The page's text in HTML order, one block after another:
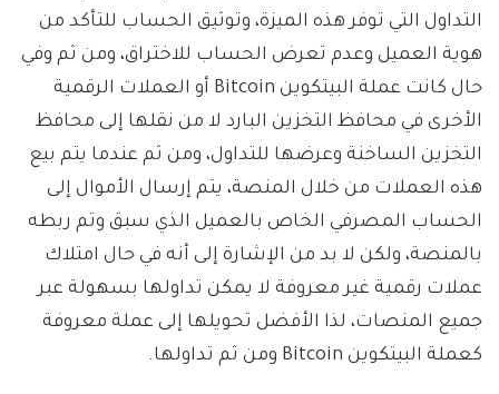
التداول التي توفر هذه الميزة، وتوثيق الحساب للتأكد من
هوية العميل وعدم تعرض الحساب للاختراق، ومن ثم وفي
حال كانت عملة البيتكوين Bitcoin أو العملات الرقمية
الأخرى في محافظ التخزين البارد لا من نقلها إلى محافظ
التخزين الساخنة وعرضها للتداول، ومن ثم عندما يتم بيع
هذه العملات من خلال المنصة، يتم إرسال الأموال إلى
الحساب المصرفي الخاص بالعميل الذي سبق وتم ربطه
بالمنصة، ولكن لا بد من الإشارة إلى أنه في حال امتلاك
عملات رقمية غير معروفة لا يمكن تداولها بسهولة عبر
جميع المنصات، لذا الأفضل تحويلها إلى عملة معروفة
كعملة البيتكوين Bitcoin ومن ثم تداولها.